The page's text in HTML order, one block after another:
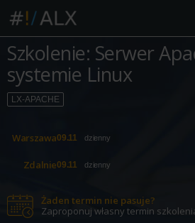
Szkolenie: Serwer
systemie Linux
LX-APACHE
Warszawa09.11 dzienny
Zdalnie09.11 dzienny
Żaden termin nie pasuje?
Zaproponuj własny termin